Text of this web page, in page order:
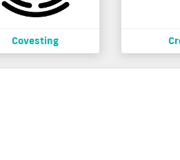
Covesting